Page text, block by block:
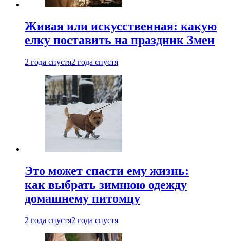
Живая или искусственная: какую
елку поставить на праздник Змеи
2 года спустя2 года спустя
Это может спасти ему жизнь:
как выбрать зимнюю одежду
домашнему питомцу
2 года спустя2 года спустя